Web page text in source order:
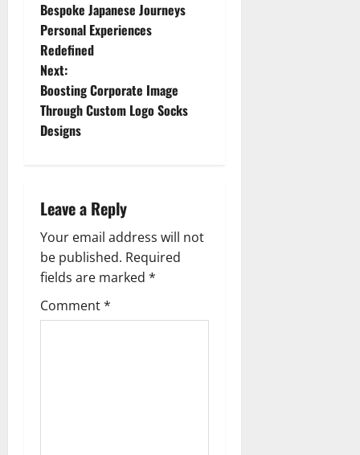
o
s
t
n
v
i
g
a
t
Bespoke Japanese Journeys
Personal Experiences
Redefined
Next:
Boosting Corporate Image
Through Custom Logo Socks
Designs
Leave a Reply
Your email address will not
be published. Required
fields are marked *
Comment*